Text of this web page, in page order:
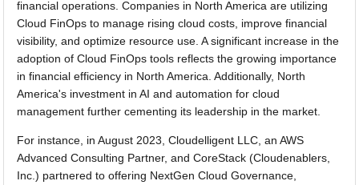
financial operations. Companies in North America are utilizing
Cloud FinOps to manage rising cloud costs, improve financial
visibility, and optimize resource use. A significant increase in the
adoption of Cloud FinOps tools reflects the growing importance
in financial efficiency in North America. Additionally, North
America's investment in AI and automation for cloud
management further cementing its leadership in the market.
For instance, in August 2023, Cloudelligent LLC, an AWS
Advanced Consulting Partner, and CoreStack (Cloudenablers,
Inc.) partnered to offering NextGen Cloud Governance,